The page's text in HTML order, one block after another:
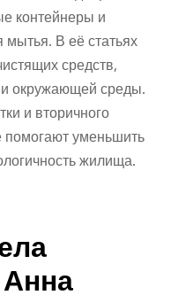
контейнеры и
мытья. В её статьях
средств,
и окружающей среды.
и вторичного
помогают уменьшить
жилища.